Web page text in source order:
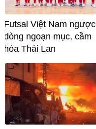
Futsal Việt Nam ngược
dòng ngoạn mục, cầm
hòa Thái Lan